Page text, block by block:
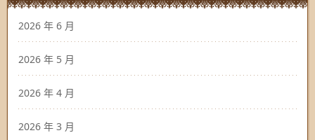
2026 年 6 月
2026 年 5 月
2026 年 4 月
2026 年 3 月